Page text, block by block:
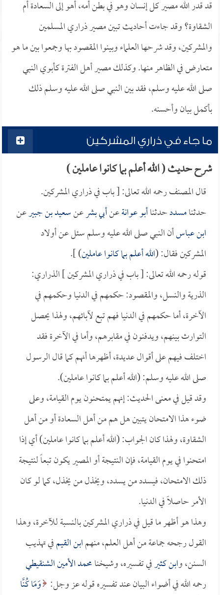
قد قدر الله مصير كل إنسان وهو في بطن أمه، أهو إلى السعادة أم
الشقاوة؟ وقد جاءت أحاديث تبين مصير ذراري المسلمين
والمشركين، وقد شرحها العلماء وبينوا المقصود بها وجمعوا بين ما هو
متعارض في الظاهر منها. وكذلك مصير أهل الفترة كأبوي النبي
صلى الله عليه وسلم، فقد بين النبي صلى الله عليه وسلم ذلك
بأكمل بيان وأحسنه.
ما جاء في ذراري المشركين
شرح حديث ( الله أعلم بما كانوا عاملين )
قال المصنف رحمه الله تعالى: [ باب في ذراري المشركين.
حدثنامسددحدثناأبو عوانةعنأبي بشرعنسعيد بن جبيرعن
ابن عباسأن النبي صلى الله عليه وسلم سئل عن أولاد
المشركين فقال: (الله أعلم بما كانوا عاملين) ].
قوله رحمه الله تعالى: [ باب في ذراري المشركين ] الذراري:
الذرية والنسل، والمقصود: حكمهم في الدنيا وحكمهم في
الآخرة، أما حكمهم في الدنيا فهم تبع لآبائهم، ولهذا يحصل
التوارث بينهم، ويدفنون في مقابرهم، وأما في الآخرة فقد
اختلف فيهم على أقوال عديدة، أظهرها أنهم كما قال الرسول
صلى الله عليه وسلم: (الله أعلم بما كانوا عاملين).
وقد قيل في معنى الحديث: إنهم يمتحنون يوم القيامة، وعلى
ضوء هذا الامتحان يتبين هل هم من أهل السعادة أو من أهل
الشقاوة، ولهذا كان الجواب: (الله أعلم بما كانوا عاملين) أي إذا
امتحنوا في يوم القيامة، فإن النتيجة أو المصير يكون تبعاً لنتيجة
ذلك الامتحان، فيسدد من يسدد، ويخذل من يخذل، كما لو كان
الأمر حاصلاً في الدنيا.
وهذا هو أظهر ما قيل في ذراري المشركين بالنسبة للآخرة، وهذا
القول رجحه جماعة من أهل العلم، منهمابن القيمفي تهذيب
السنن، وابن كثيرفي تفسيره، وشيخنامحمد الأمين الشنقيطي
رحمه الله في أضواء البيان عند تفسيره قوله عز وجل: وَمَا كُنَّا